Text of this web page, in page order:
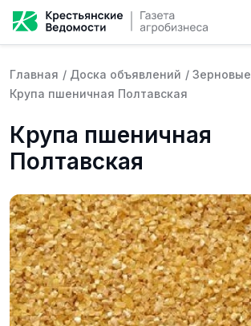
Главная / Доска объявлений / Зерновые
Крупа пшеничная Полтавская
Крупа пшеничная
Полтавская